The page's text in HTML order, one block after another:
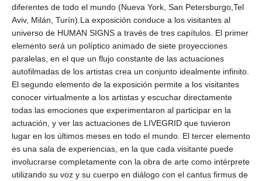
diferentes de todo el mundo (Nueva York, San Petersburgo,Tel
Aviv, Milán, Turín).La exposición conduce a los visitantes al
universo de HUMAN SIGNS a través de tres capítulos. El primer
elemento será un políptico animado de siete proyecciones
paralelas, en el que un flujo constante de las actuaciones
autofilmadas de los artistas crea un conjunto idealmente infinito.
El segundo elemento de la exposición permite a los visitantes
conocer virtualmente a los artistas y escuchar directamente
todas las emociones que experimentaron al participar en la
actuación, y ver las actuaciones de LIVEGRID que tuvieron
lugar en los últimos meses en todo el mundo. El tercer elemento
es una sala de experiencias, en la que cada visitante puede
involucrarse completamente con la obra de arte como intérprete
utilizando su voz y su cuerpo en diálogo con el cantus firmus de